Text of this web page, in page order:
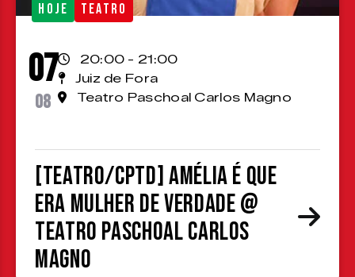
HOJE TEATRO
07
08
20:00 - 21:00
Juiz de Fora
Teatro Paschoal Carlos Magno
[TEATRO/CPTD] Amélia é que
era mulher de verdade @
Teatro Paschoal Carlos
Magno